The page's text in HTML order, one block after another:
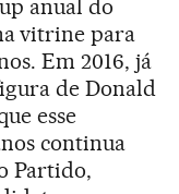
anual do
vitrine para
Em 2016, já
de Donald
esse
continua
Partido,